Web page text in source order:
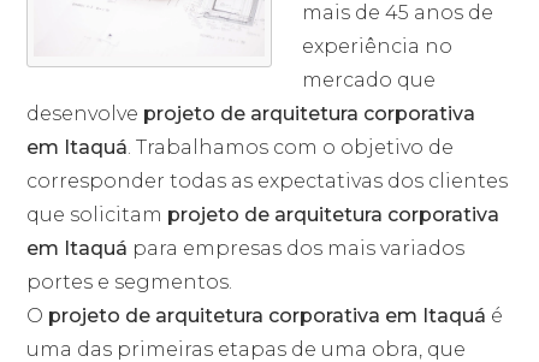
mais de 45 anos de
experiência no
mercado que
desenvolve projeto de arquitetura corporativa
em Itaquá. Trabalhamos com o objetivo de
corresponder todas as expectativas dos clientes
que solicitam projeto de arquitetura corporativa
em Itaquá para empresas dos mais variados
portes e segmentos.
O projeto de arquitetura corporativa em Itaquá é
uma das primeiras etapas de uma obra, que